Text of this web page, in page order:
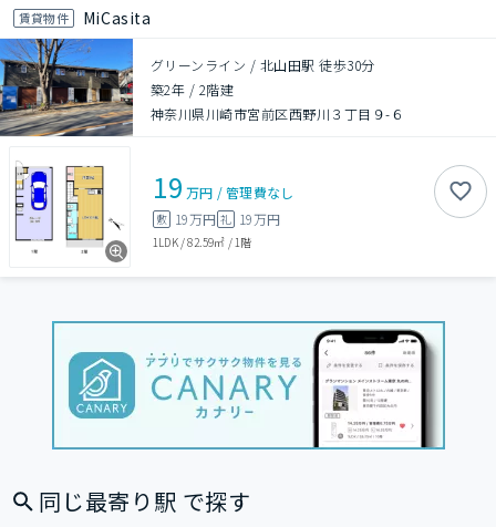
賃貸物件 MiCasita
グリーンライン / 北山田駅 徒歩30分
築2年 / 2階建
神奈川県川崎市宮前区西野川３丁目９-６
19 万円 /管理費なし
敷 19万円 礼 19万円
1LDK/82.59㎡ / 1階
同じ最寄り駅 で探す